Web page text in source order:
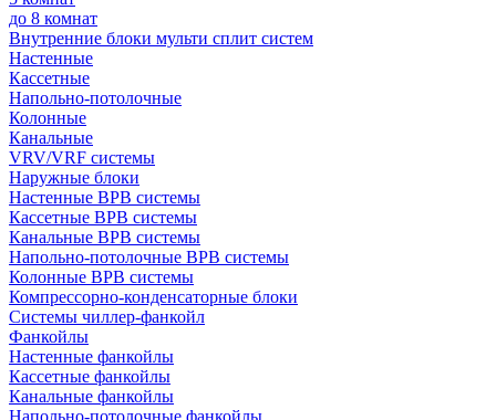
до 8 комнат
Внутренние блоки мульти сплит систем
Настенные
Кассетные
Напольно-потолочные
Колонные
Канальные
VRV/VRF системы
Наружные блоки
Настенные ВРВ системы
Кассетные ВРВ системы
Канальные ВРВ системы
Напольно-потолочные ВРВ системы
Колонные ВРВ системы
Компрессорно-конденсаторные блоки
Системы чиллер-фанкойл
Фанкойлы
Настенные фанкойлы
Кассетные фанкойлы
Канальные фанкойлы
Напольно-потолочные фанкойлы